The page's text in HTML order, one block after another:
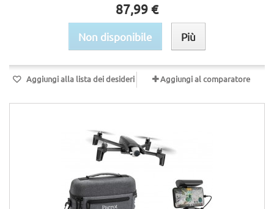
87,99 €
Non disponibile Più
Aggiungi alla lista dei desideri Aggiungi al comparatore